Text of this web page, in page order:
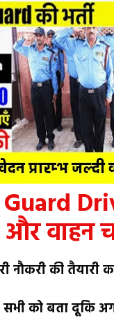
और वाहन
नौकरी की
को बता दूकि